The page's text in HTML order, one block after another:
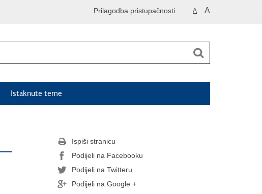
A A
Prilagodba pristupačnosti
Istaknute teme
Ispiši stranicu
Podijeli na Facebooku
Podijeli na Twitteru
Podijeli na Google +